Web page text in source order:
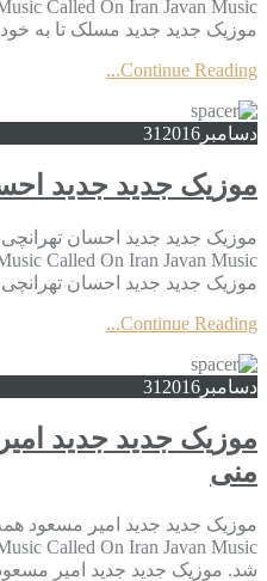
موزیک جدید جديد مسلک تا به
Continue Reading...
دسامبر 31 2016
موزیک جدید جديد
موزیک جدید جديد احسان
Continue Reading...
دسامبر 31 2016
موزیک جدید جديد
منی
شد. موزیک جدید جديد امیر